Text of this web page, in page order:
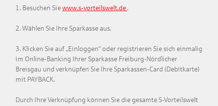
1. Besuchen Sie www.s-vorteilswelt.de .
2. Wählen Sie Ihre Sparkasse aus.
3. Klicken Sie auf „Einloggen“ oder registrieren Sie sich einmalig
im Online-Banking Ihrer Sparkasse Freiburg-Nördlicher
Breisgau und verknüpfen Sie Ihre Sparkassen-Card (Debitkarte)
mit PAYBACK.
Durch Ihre Verknüpfung können Sie die gesamte S-Vorteilswelt